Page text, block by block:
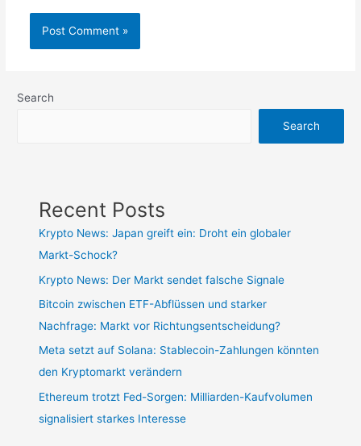
Search
Search
Recent Posts
Krypto News: Japan greift ein: Droht ein globaler
Markt-Schock?
Krypto News: Der Markt sendet falsche Signale
Bitcoin zwischen ETF-Abflüssen und starker
Nachfrage: Markt vor Richtungsentscheidung?
Meta setzt auf Solana: Stablecoin-Zahlungen könnten
den Kryptomarkt verändern
Ethereum trotzt Fed-Sorgen: Milliarden-Kaufvolumen
signalisiert starkes Interesse